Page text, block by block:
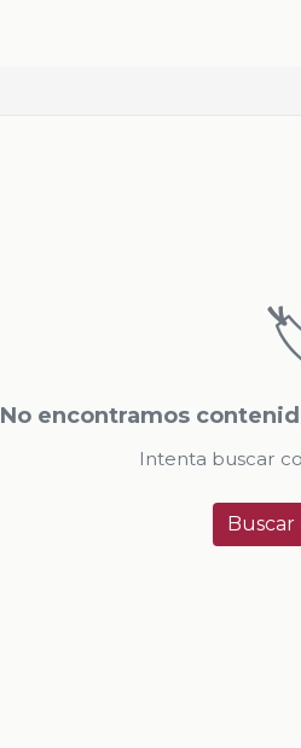
No encontramos
Intenta buscar
Buscar